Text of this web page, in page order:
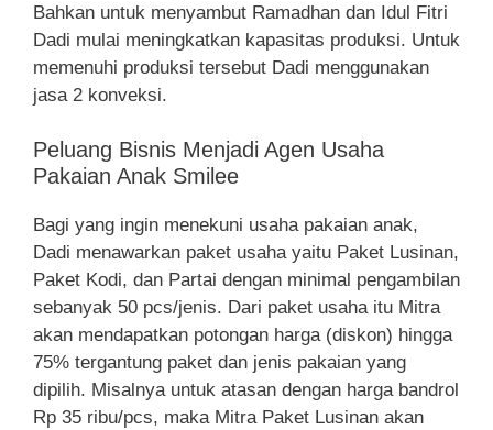
Bahkan untuk menyambut Ramadhan dan Idul Fitri
Dadi mulai meningkatkan kapasitas produksi. Untuk
memenuhi produksi tersebut Dadi menggunakan
jasa 2 konveksi.
Peluang Bisnis Menjadi Agen Usaha
Pakaian Anak Smilee
Bagi yang ingin menekuni usaha pakaian anak,
Dadi menawarkan paket usaha yaitu Paket Lusinan,
Paket Kodi, dan Partai dengan minimal pengambilan
sebanyak 50 pcs/jenis. Dari paket usaha itu Mitra
akan mendapatkan potongan harga (diskon) hingga
75% tergantung paket dan jenis pakaian yang
dipilih. Misalnya untuk atasan dengan harga bandrol
Rp 35 ribu/pcs, maka Mitra Paket Lusinan akan